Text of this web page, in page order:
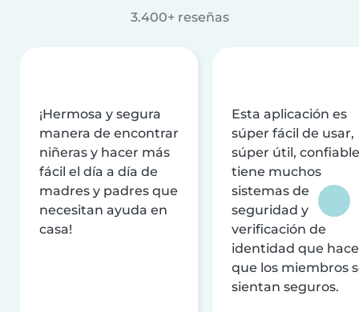
3.400+ reseñas
¡Hermosa y segura
manera de encontrar
niñeras y hacer más
fácil el día a día de
madres y padres que
necesitan ayuda en
casa!
Esta aplicación es
súper fácil de usar,
súper útil,
tiene muchos
sistemas de
seguridad y
verificación de
identidad que
que los miembros
sientan seguros.